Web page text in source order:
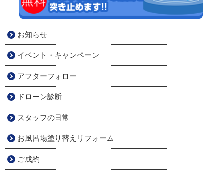
お知らせ
イベント・キャンペーン
アフターフォロー
ドローン診断
スタッフの日常
お風呂場塗り替えリフォーム
ご成約